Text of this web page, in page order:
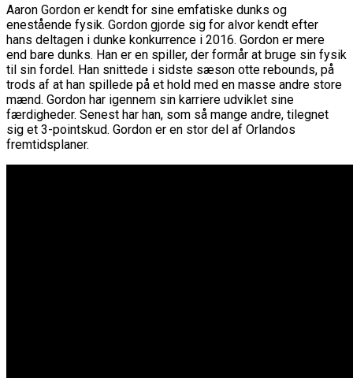
Aaron Gordon er kendt for sine emfatiske dunks og
enestående fysik. Gordon gjorde sig for alvor kendt efter
hans deltagen i dunke konkurrence i 2016. Gordon er mere
end bare dunks. Han er en spiller, der formår at bruge sin fysik
til sin fordel. Han snittede i sidste sæson otte rebounds, på
trods af at han spillede på et hold med en masse andre store
mænd. Gordon har igennem sin karriere udviklet sine
færdigheder. Senest har han, som så mange andre, tilegnet
sig et 3-pointskud. Gordon er en stor del af Orlandos
fremtidsplaner.